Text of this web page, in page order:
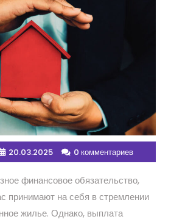
20.03.2025 0 комментариев
финансовое обязательство,
принимают на себя в стремлении
жилье. Однако, выплата